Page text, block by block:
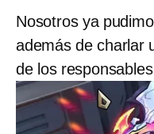
Nosotros ya
además de charlar
de los